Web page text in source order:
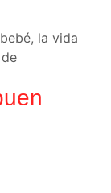
la vida